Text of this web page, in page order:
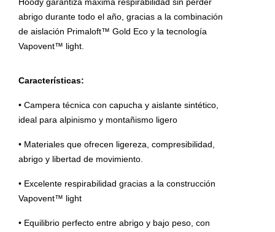
abrigo durante todo el año, gracias a la combinación
de aislación Primaloft™ Gold Eco y la tecnología
Vapovent™ light.
Características:
• Campera técnica con capucha y aislante sintético,
ideal para alpinismo y montañismo ligero
• Materiales que ofrecen ligereza, compresibilidad,
abrigo y libertad de movimiento.
• Excelente respirabilidad gracias a la construcción
Vapovent™ light
• Equilibrio perfecto entre abrigo y bajo peso, con